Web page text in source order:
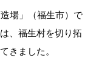
場」（福生市）で
、福生村を切り拓
きました。